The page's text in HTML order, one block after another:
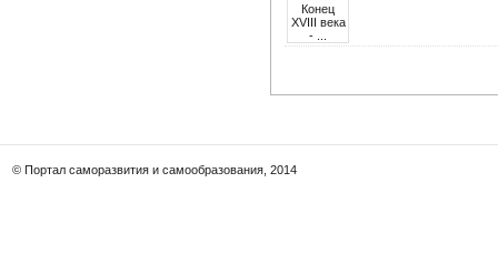
© Портал саморазвития и самообразования, 2014